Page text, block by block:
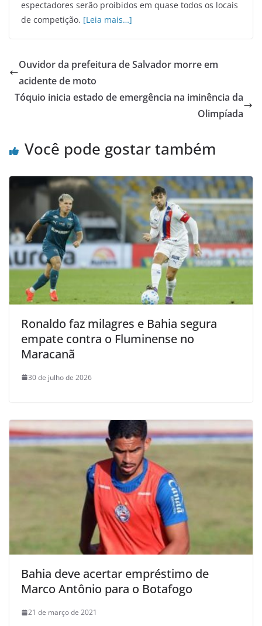
espectadores serão proibidos em quase todos os locais
de competição. [Leia mais…]
Ouvidor da prefeitura de Salvador morre em
acidente de moto
Tóquio inicia estado de emergência na iminência da
Olimpíada
Você pode gostar também
Ronaldo faz milagres e Bahia segura
empate contra o Fluminense no
Maracanã
30 de julho de 2026
Bahia deve acertar empréstimo de
Marco Antônio para o Botafogo
21 de março de 2021